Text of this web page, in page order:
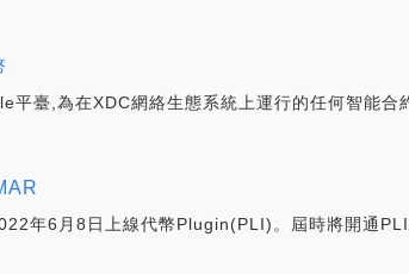
臺,為在XDC網絡生態系統上運行的任何智能合
年6月8日上線代幣Plugin(PLI)。屆時將開通